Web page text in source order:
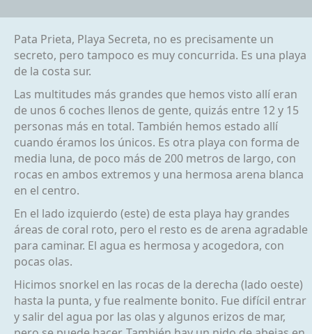
Pata Prieta, Playa Secreta, no es precisamente un
secreto, pero tampoco es muy concurrida. Es una playa
de la costa sur.
Las multitudes más grandes que hemos visto allí eran
de unos 6 coches llenos de gente, quizás entre 12 y 15
personas más en total. También hemos estado allí
cuando éramos los únicos. Es otra playa con forma de
media luna, de poco más de 200 metros de largo, con
rocas en ambos extremos y una hermosa arena blanca
en el centro.
En el lado izquierdo (este) de esta playa hay grandes
áreas de coral roto, pero el resto es de arena agradable
para caminar. El agua es hermosa y acogedora, con
pocas olas.
Hicimos snorkel en las rocas de la derecha (lado oeste)
hasta la punta, y fue realmente bonito. Fue difícil entrar
y salir del agua por las olas y algunos erizos de mar,